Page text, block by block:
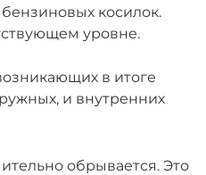
косилок.
уровне.
в итоге
и внутренних
обрывается. Это